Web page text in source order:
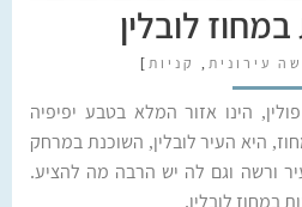
עירונית , קניות ]
הינו אזור המלא בטבע יפיפיה
היא העיר לובלין, השוכנת במרחק
ורשה וגם לה יש הרבה מה להציע.